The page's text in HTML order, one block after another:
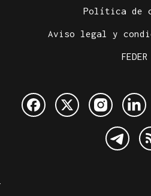
Política de
Aviso legal y
FEDER